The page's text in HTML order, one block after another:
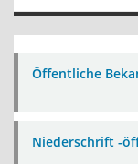
Öffentliche
Niederschrift -